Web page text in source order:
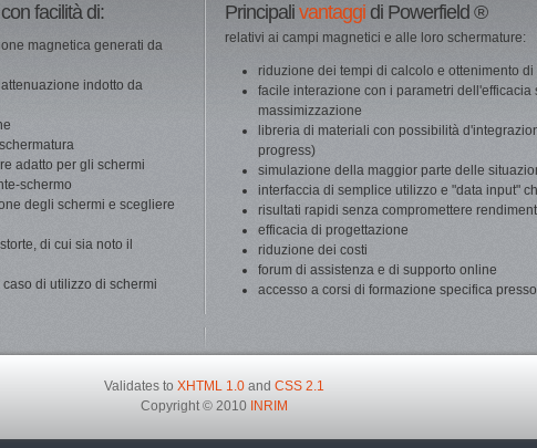
facilità di:
magnetica generati da
indotto da
adatto per gli schermi
schermo
degli schermi e scegliere
di cui sia noto il
di utilizzo di schermi
Principalivantaggi di Powerfield ®
relativi ai campi magnetici e alle loro schermature:
riduzione dei tempi di calcolo e ottenimento
facile interazione con i parametri dell'efficacia
massimizzazione
libreria di materiali con possibilità
progress)
simulazione della maggior parte delle
interfaccia di semplice utilizzo e "data input"
risultati rapidi senza compromettere
efficacia di progettazione
riduzione dei costi
forum di assistenza e di supporto online
accesso a corsi di formazione specifica presso
Validates to XHTML 1.0and CSS 2.1
Copyright © 2010 INRIM